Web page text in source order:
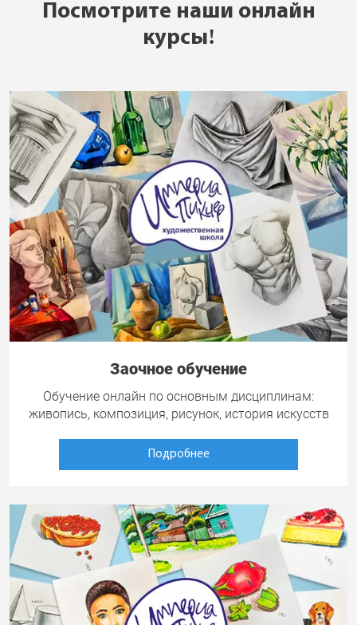
Посмотрите наши онлайн
курсы!
Заочное обучение
Обучение онлайн по основным дисциплинам:
живопись, композиция, рисунок, история искусств
Подробнее